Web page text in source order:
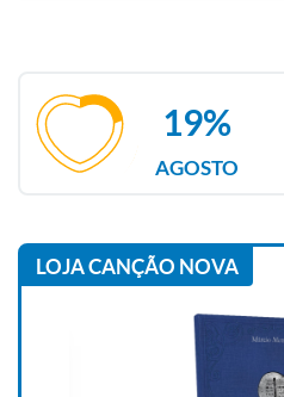
AGOSTO
19%
LOJA CANÇÃO NOVA